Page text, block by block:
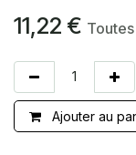
11,22 €
Ajouter au